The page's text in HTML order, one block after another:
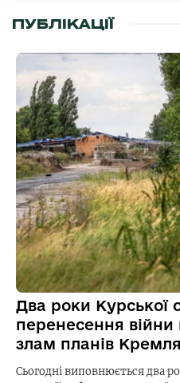
ПУБЛІКАЦІЇ
Два роки Курської
перенесення
злам планів Кремля
Сьогодні виповнюється два